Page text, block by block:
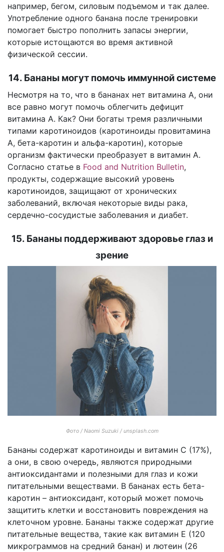
например, бегом, силовым подъемом и так далее.
Употребление одного банана после тренировки
помогает быстро пополнить запасы энергии,
которые истощаются во время активной
физической сессии.
14. Бананы могут помочь иммунной системе
Несмотря на то, что в бананах нет витамина А, они
все равно могут помочь облегчить дефицит
витамина А. Как? Они богаты тремя различными
типами каротиноидов (каротиноиды провитамина
А, бета-каротин и альфа-каротин), которые
организм фактически преобразует в витамин А.
Согласно статье в Food and Nutrition Bulletin,
продукты, содержащие высокий уровень
каротиноидов, защищают от хронических
заболеваний, включая некоторые виды рака,
сердечно-сосудистые заболевания и диабет.
15. Бананы поддерживают здоровье глаз и
зрение
Фото / Naomi Suzuki / unsplash.com
Бананы содержат каротиноиды и витамин С (17%),
а они, в свою очередь, являются природными
антиоксидантами и полезными для глаз и кожи
питательными веществами. В бананах есть бета-
каротин – антиоксидант, который может помочь
защитить клетки и восстановить повреждения на
клеточном уровне. Бананы также содержат другие
питательные вещества, такие как витамин Е (120
микрограммов на средний банан) и лютеин (26